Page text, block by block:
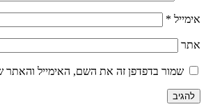
אימייל *
אתר
שמור בדפדפן זה את השם, האימייל והאתר